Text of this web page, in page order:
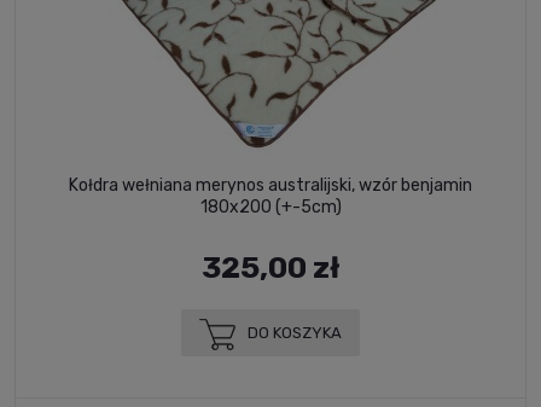
Kołdra wełniana merynos australijski, wzór benjamin
180x200 (+-5cm)
325,00 zł
DO KOSZYKA